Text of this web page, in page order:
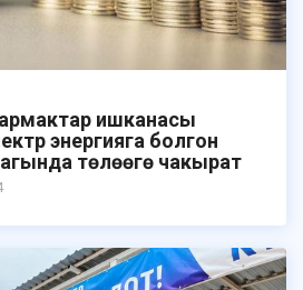
ишканасы
энергияга болгон
төлөөгө чакырат